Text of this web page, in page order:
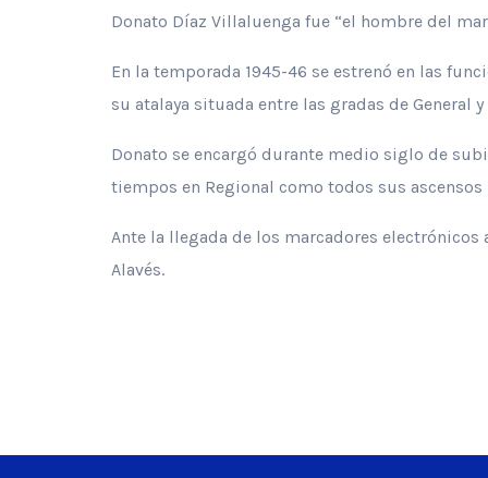
Donato Díaz Villaluenga fue “el hombre del
En la temporada 1945-46 se estrenó en las
su atalaya situada entre las gradas de General
Donato se encargó durante medio siglo de
tiempos en Regional como todos sus
Ante la llegada de los marcadores
Alavés.